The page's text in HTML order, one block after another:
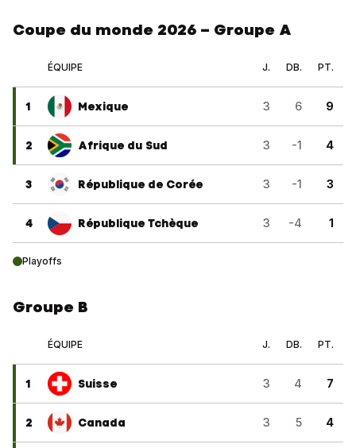
Coupe du monde 2026 – Groupe A
ÉQUIPE J. DB. PT.
1 Mexique 3 6 9
2 Afrique du Sud 3 -1 4
3 République de Corée 3 -1 3
4 République Tchèque 3 -4 1
Playoffs
Groupe B
ÉQUIPE J. DB. PT.
1 Suisse 3 4 7
2 Canada 3 5 4